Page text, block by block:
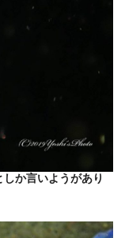
か言いようがあり